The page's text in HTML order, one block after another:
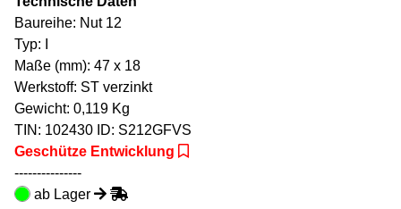
Baureihe: Nut 12
Typ: I
Maße (mm): 47 x 18
Werkstoff: ST verzinkt
Gewicht: 0,119 Kg
TIN: 102430 ID: S212GFVS
Geschütze Entwicklung
---------------
ab Lager